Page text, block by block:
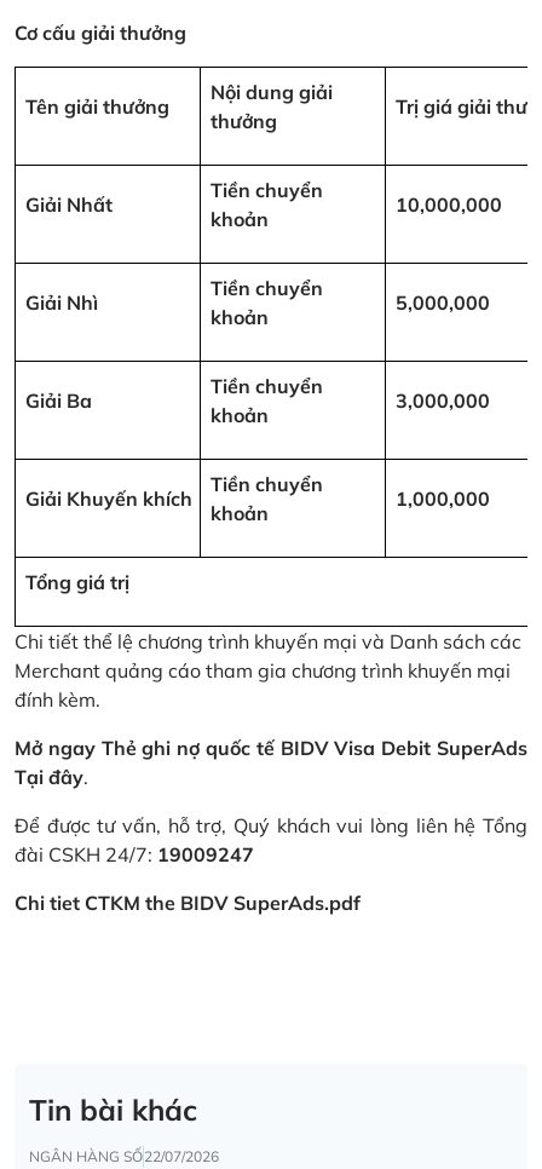
Cơ cấu giải thưởng
Tên giải thưởng
Nội dung giải
thưởng
Trị giá giải
Giải Nhất
Tiền chuyển
khoản
10,000,000
Giải Nhì
Tiền chuyển
khoản
5,000,000
Giải Ba
Tiền chuyển
khoản
3,000,000
Giải Khuyến khích
Tiền chuyển
khoản
1,000,000
Tổng giá trị
Chi tiết thể lệ chương trình khuyến mại và Danh sách các
Merchant quảng cáo tham gia chương trình khuyến mại
đính kèm.
Mở ngay Thẻ ghi nợ quốc tế BIDV Visa Debit SuperAds
Tại đây.
Để được tư vấn, hỗ trợ, Quý khách vui lòng liên hệ Tổng
đài CSKH 24/7: 19009247
Chi tiet CTKM the BIDV SuperAds.pdf
Tin bài khác
NGÂN HÀNG SỐ22/07/2026